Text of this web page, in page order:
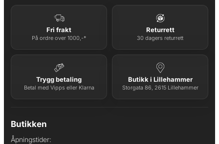
319.
455.
Fri frakt
På ordre over 1000,-*
Returrett
30 dagers returrett
Trygg betaling
Betal med Vipps eller Klarna
Butikk i Lillehammer
Storgata 86, 2615 Lillehammer
Butikken
Åpningstider: